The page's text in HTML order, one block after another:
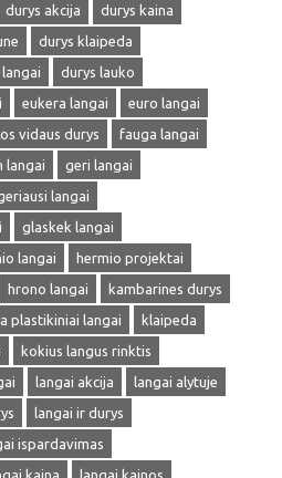
durys akcija
durys kaina
durys klaipeda
durys lauko
eukera langai
euro langai
vidaus durys
fauga langai
langai
geri langai
langai
glaskek langai
langai
hermio projektai
hrono langai
kambarines durys
plastikiniai langai
klaipeda
kokius langus rinktis
langai akcija
langai alytuje
langai ir durys
ispardavimas
kaina
langai kainos